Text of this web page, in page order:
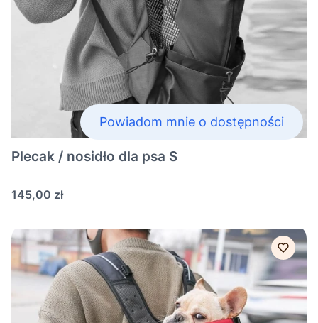
Powiadom mnie o dostępności
Plecak / nosidło dla psa S
Cena
145,00 zł